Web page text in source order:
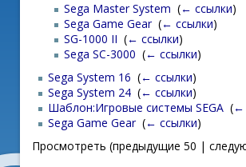
Sega Master System (← ссылки)
Sega Game Gear‎ (← ссылки)
SG-1000 II (← ссылки)
Sega SC-3000 (← ссылки)
Sega System 16 (← ссылки)
Sega System 24 (← ссылки)
Шаблон:Игровые системы SEGA (←
Sega Game Gear‎ (← ссылки)
Просмотреть (предыдущие 50 |